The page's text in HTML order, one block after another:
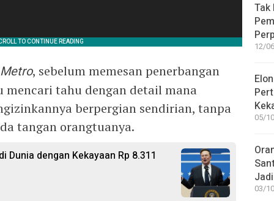
Metro, sebelum memesan penerbangan
mencari tahu dengan detail mana
berpergian sendirian, tanpa
tangan orangtuanya.
Dunia dengan Kekayaan Rp 8.311
Tak
12/
05/
03/